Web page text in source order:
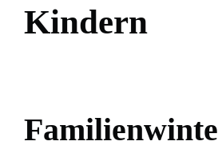
Kindern
Familienwinte